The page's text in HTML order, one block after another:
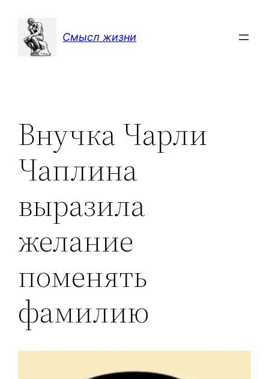
содержимому
Смысл жизни
Внучка Чарли
Чаплина
выразила
желание
поменять
фамилию